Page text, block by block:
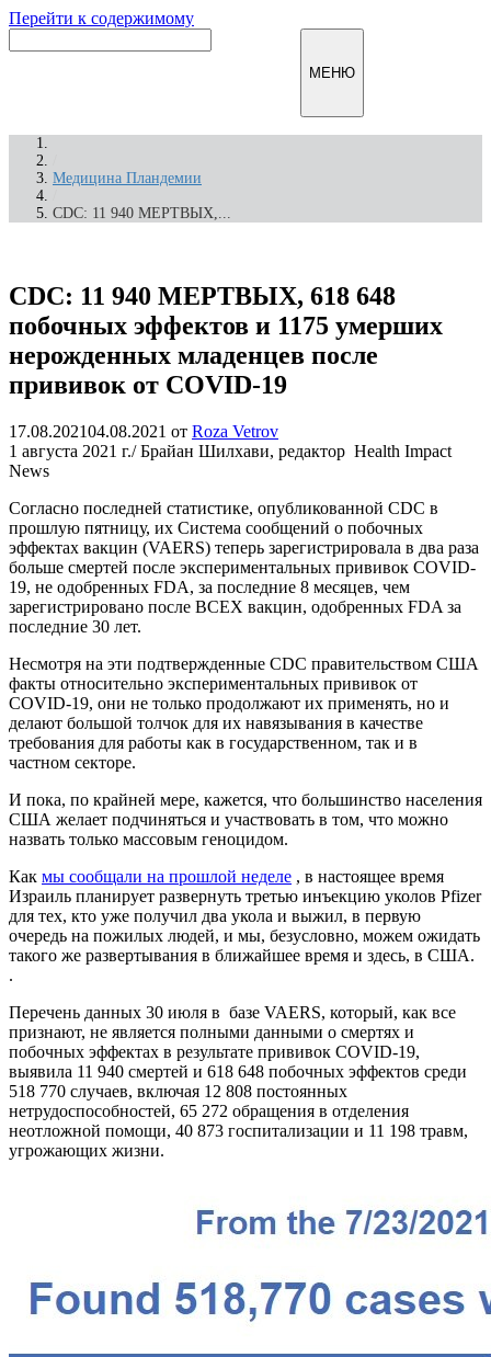
Перейти к содержимому
МЕНЮ
Медицина Пландемии
CDC: 11 940 МЕРТВЫХ,...
CDC: 11 940 МЕРТВЫХ, 618 648
побочных эффектов и 1175 умерших
нерожденных младенцев после
прививок от COVID-19
17.08.202104.08.2021 от Roza Vetrov
1 августа 2021 г./ Брайан Шилхави, редактор Health Impact
News
Согласно последней статистике, опубликованной CDC в
прошлую пятницу, их Система сообщений о побочных
эффектах вакцин (VAERS) теперь зарегистрировала в два раза
больше смертей после экспериментальных прививок COVID-
19, не одобренных FDA, за последние 8 месяцев, чем
зарегистрировано после ВСЕХ вакцин, одобренных FDA за
последние 30 лет.
Несмотря на эти подтвержденные CDC правительством США
факты относительно экспериментальных прививок от
COVID-19, они не только продолжают их применять, но и
делают большой толчок для их навязывания в качестве
требования для работы как в государственном, так и в
частном секторе.
И пока, по крайней мере, кажется, что большинство населения
США желает подчиняться и участвовать в том, что можно
назвать только массовым геноцидом.
Как мы сообщали на прошлой неделе , в настоящее время
Израиль планирует развернуть третью инъекцию уколов Pfizer
для тех, кто уже получил два укола и выжил, в первую
очередь на пожилых людей, и мы, безусловно, можем ожидать
такого же развертывания в ближайшее время и здесь, в США.
.
Перечень данных 30 июля в базе VAERS, который, как все
признают, не является полными данными о смертях и
побочных эффектах в результате прививок COVID-19,
выявила 11 940 смертей и 618 648 побочных эффектов среди
518 770 случаев, включая 12 808 постоянных
нетрудоспособностей, 65 272 обращения в отделения
неотложной помощи, 40 873 госпитализации и 11 198 травм,
угрожающих жизни.